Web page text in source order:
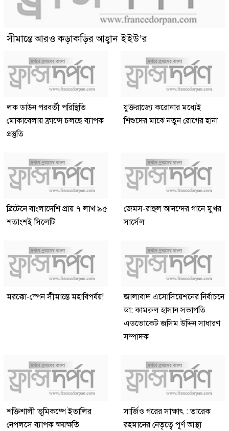
সীমান্তে আরও কড়াকড়ির আহ্বান ইইউ’র
লক ডাউন পরবর্তী পরিস্থিতি
মোকাবেলায় ফ্রান্সে চলছে ব্যাপক
প্রস্তুতি
যুক্তরাজ্যে করোনার মধ্যেই
শিশুদের মাঝে নতুন রোগের হানা
ব্রিটেনে বাংলাদেশি প্রায় ৭ লাখ ৯৫
শতাংশই সিলেটি
জেমস-রাহুল আনন্দের গানে মুখর
সার্সেল
মরক্কো-স্পেন সীমান্তে মহাবিপর্যয়!
জালাবাদ এসোসিয়েশনের নির্বাচনে
ডা: কামরুল হাসান সভাপতি
এডভোকেট জসিম উদ্দিন সাধারণ
সম্পাদক
শক্তিশালী ভূমিকম্পে ইতালির
নেপলসে ব্যাপক ক্ষয়ক্ষতি
সার্জিও গরের সাক্ষাৎ : তারেক
রহমানের নেতৃত্বে পূর্ণ আস্থা